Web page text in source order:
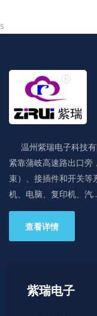
s
温州紫瑞电子科技有
紧靠蒲岐高速路出口旁
束）、接插件和开关等
机、电脑、复印机、汽
查看详情
紫瑞电子